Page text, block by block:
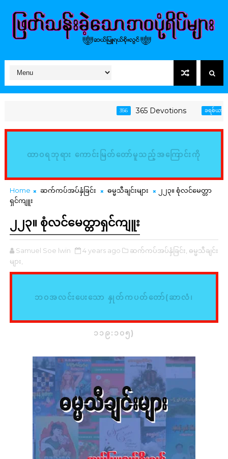
365 Devotions ခရစ်ယာန်အသ
ထာဝရဘုရား ကောင်းမြတ်တော်မူသည့်အကြောင်းကို
မြည်းစမ်း၍ သိမှတ်ကြလော့ (ဆာလံ၊ ၃၄:၈)
Home ဆက်ကပ်အပ်နှံခြင်း ဓမ္မသီချင်းများ
၂၂၃။ စုံလင်မေတ္တာ
ရှင်ကျူး
၂၂၃။ စုံလင်မေတ္တာရှင်ကျူး
Samuel Soe lwin 4 years ago ဆက်ကပ်အပ်နှံခြင်း, ဓမ္မသီချင်း
များ,
ဘဝအလင်းပေးသော နှုတ်ကပတ်တော်(ဆာလံ၊
၁၁၉:၁၀၅)